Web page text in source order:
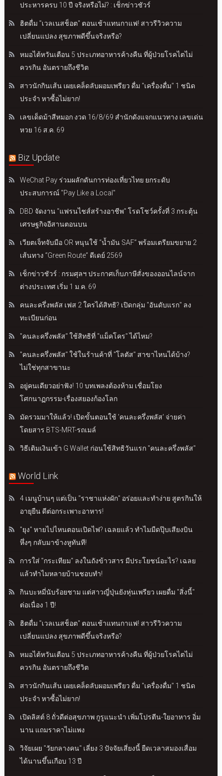
ประหารครบ 10 ปี จริงหรือไม่? : เช็กข่าวชัวร์
ฮิตดื่ม "เวลเนสช็อต" ตอนเช้าแทนกาแฟ! สาวรีวิวความ
เปลี่ยนแปลง สุขภาพดีขึ้นจริงหรือ?
หมอไต้หวันเตือน 5 ประเภทอาหารค้างคืน ที่ผู้ป่วยโรคไตไม่
ควรกิน อันตรายถึงชีวิต
สาวนักกินเส้น เผยเคล็ดลับผอมเพรียว ดื่ม "เครื่องดื่ม" 1 ชนิด
ประจำ หาซื้อไม่ยาก!
เลขเด็ดม้าสีหมอก งวด 16/8/69 สำนักดังแจกแนวทาง เลขเด่น
หวย 16 ส.ค. 69
Biz Update
WeChat Pay ร่วมผลักดันการท่องเที่ยวไทย ยกระดับ
ประสบการณ์ "Pay Like a Local"
DBD จัดงาน "แฟรนไชส์สร้างอาชีพ" โรดโชว์ครั้งที่ 3 กระตุ้น
เศรษฐกิจอีสานตอนบน
เวียตเจ็ทจับมือ OR หนุนใช้ “น้ำมัน SAF” พร้อมเตรียมขยาย 2
เส้นทาง “Green Route” ดีเดย์ 2569
เช็กข่าวชัวร์ : กรมศุลฯ ประกาศเก็บภาษีสั่งของออนไลน์จาก
ต่างประเทศ เริ่ม 1 ม.ค. 69
คนละครึ่งพลัส เฟส 2 ใครได้สิทธิ? เปิดกลุ่ม "อันดับแรก" ลง
ทะเบียนก่อน
"คนละครึ่งพลัส" ใช้สิทธิที่ "แม็คโคร" ได้ไหม?
"คนละครึ่งพลัส" ใช้ในร้านค้าที่ "โลตัส" สาขาไหนได้บ้าง?
ไม่ใช่ทุกสาขานะ
อยู่คนเดียวอย่าฟัง! 10 บทเพลงต้องห้าม เชื่อมโยง
โศกนาฏกรรม-เรื่องสยองก้องโลก
มัดรวมมาให้แล้ว! เปิดขั้นตอนใช้ 'คนละครึ่งพลัส' จ่ายค่า
โดยสาร BTS-MRT-รถเมล์
วิธีเติมเงินเข้า G Wallet ก่อนใช้สิทธิวันแรก "คนละครึ่งพลัส"
World Link
4 เมนูบ้านๆ แต่เป็น "ราชาแห่งผัก" อร่อยและทำง่าย สูตรกินให้
อายุยืน ดีต่อกระเพาะอาหาร!
"ยุง" หายไปไหนตอนเปิดไฟ? เฉลยแล้ว ทำไมมืดปุ๊บเสียงบิน
หึ่งๆ กลับมาข้างหูทันที!
การใส่ "กระเทียม" ลงในถังข้าวสาร มีประโยชน์อะไร? เฉลย
แล้วทำไมหลายบ้านชอบทำ!
กินบะหมี่นับร้อยชาม แต่สาวญี่ปุ่นยังหุ่นเพรียว เผยดื่ม "สิ่งนี้"
ต่อเนื่อง 1 ปี!
ฮิตดื่ม "เวลเนสช็อต" ตอนเช้าแทนกาแฟ! สาวรีวิวความ
เปลี่ยนแปลง สุขภาพดีขึ้นจริงหรือ?
หมอไต้หวันเตือน 5 ประเภทอาหารค้างคืน ที่ผู้ป่วยโรคไตไม่
ควรกิน อันตรายถึงชีวิต
สาวนักกินเส้น เผยเคล็ดลับผอมเพรียว ดื่ม "เครื่องดื่ม" 1 ชนิด
ประจำ หาซื้อไม่ยาก!
เปิดลิสต์ 8 ถั่วดีต่อสุขภาพ กูรูแนะนำ เพิ่มโปรตีน-ใยอาหาร อิ่ม
นาน แถมราคาไม่แพง
วิจัยเผย "วัยกลางคน" เลี่ยง 3 ปัจจัยเสี่ยงนี้ ยืดเวลาสมองเสื่อม
ได้นานขึ้นเกือบ 13 ปี